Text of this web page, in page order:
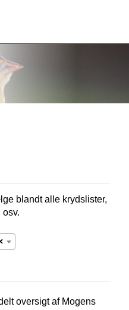
blandt alle krydslister,
osv.
oversigt af Mogens